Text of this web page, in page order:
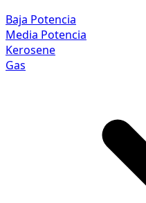
Baja Potencia
Media Potencia
Kerosene
Gas